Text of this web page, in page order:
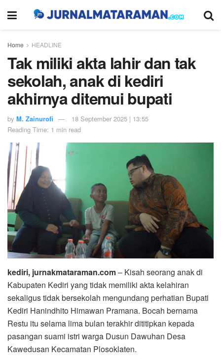
Home HEADLINE
Tak miliki akta lahir dan tak
sekolah, anak di kediri
akhirnya ditemui bupati
by M. Zainurofi
18 September 2025 | 13:55
Reading Time: 1 min read
kediri, jurnakmataraman.com– Kisah seorang anak di
Kabupaten Kediri yang tidak memiliki akta kelahiran
sekaligus tidak bersekolah mengundang perhatian Bupati
Kediri Hanindhito Himawan Pramana. Bocah bernama
Restu itu selama lima bulan terakhir dititipkan kepada
pasangan suami istri warga Dusun Dawuhan Desa
Kawedusan Kecamatan Plosoklaten.